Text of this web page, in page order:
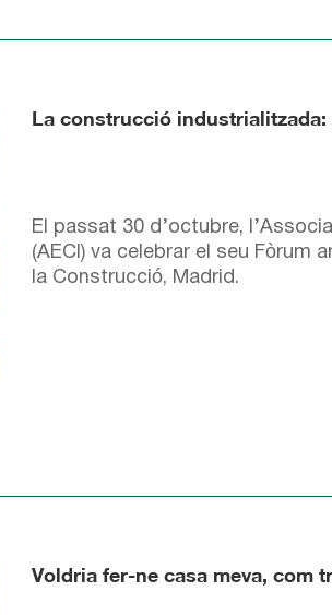
La construcció
El passat 30 d’octubre,
(AECI) va celebrar el seu Fòrum
la Construcció, Madrid.
Voldria fer-ne casa meva, com